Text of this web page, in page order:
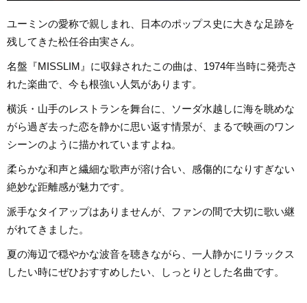
ユーミンの愛称で親しまれ、日本のポップス史に大きな足跡を
残してきた松任谷由実さん。
名盤『MISSLIM』に収録されたこの曲は、1974年当時に発売さ
れた楽曲で、今も根強い人気があります。
横浜・山手のレストランを舞台に、ソーダ水越しに海を眺めな
がら過ぎ去った恋を静かに思い返す情景が、まるで映画のワン
シーンのように描かれていますよね。
柔らかな和声と繊細な歌声が溶け合い、感傷的になりすぎない
絶妙な距離感が魅力です。
派手なタイアップはありませんが、ファンの間で大切に歌い継
がれてきました。
夏の海辺で穏やかな波音を聴きながら、一人静かにリラックス
したい時にぜひおすすめしたい、しっとりとした名曲です。